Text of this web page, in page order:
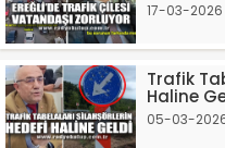
17-03-
Trafik
Haline
05-03-